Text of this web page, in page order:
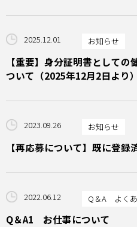
2025.12.01 お知らせ
【重要】身分証明書として
ついて（2025年12月2日より）
2023.09.26 お知らせ
【再応募について】既に登
2022.06.12 Q＆A よく
Q＆A1 お仕事について